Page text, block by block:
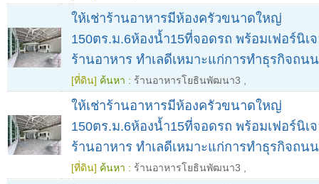
ให้เช่าร้านอาหารมีห้องครัวขนาดใหญ่
150ตร.ม.6ห้องน้ำ15ที่จอดรถ พร้อมเฟอร์นิเ
ร้านอาหาร ทำเลดีเหมาะแก่การทำธุรกิจถ
[ที่ดิน] ค้นหา : ร้านอาหารโยธินพัฒนา3
ให้เช่าร้านอาหารมีห้องครัวขนาดใหญ่
150ตร.ม.6ห้องน้ำ15ที่จอดรถ พร้อมเฟอร์นิเ
ร้านอาหาร ทำเลดีเหมาะแก่การทำธุรกิจถ
[ที่ดิน] ค้นหา : ร้านอาหารโยธินพัฒนา3